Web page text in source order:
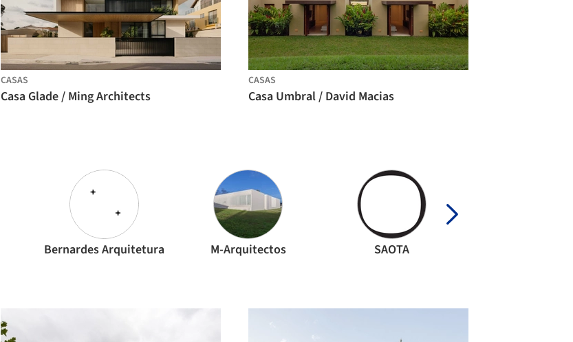
CASAS
Casa Glade / Ming Architects
CASAS
Casa Umbral / David Macias
Bernardes Arquitetura M-Arquitectos SAOTA